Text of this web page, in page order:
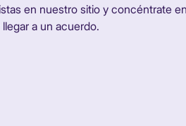
en nuestro sitio y concéntrate
a un acuerdo.